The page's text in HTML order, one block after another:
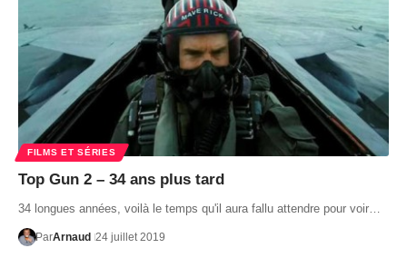
FILMS ET SÉRIES
Top Gun 2 – 34 ans plus tard
34 longues années, voilà le temps qu'il aura fallu attendre pour voir…
ParArnaud 24 juillet 2019